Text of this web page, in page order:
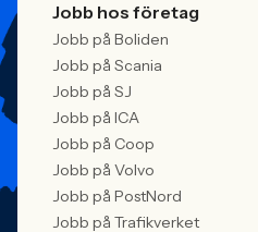
Jobb hos företag
Jobb på Boliden
Jobb på Scania
Jobb på SJ
Jobb på ICA
Jobb på Coop
Jobb på Volvo
Jobb på PostNord
Jobb på Trafikverket